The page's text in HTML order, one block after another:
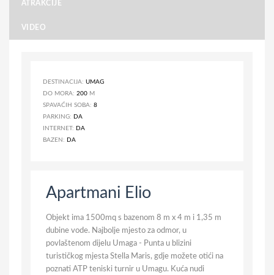
ATRAKCIJE
VIDEO
DESTINACIJA: UMAG
DO MORA: 200 M
SPAVAĆIH SOBA: 8
PARKING: DA
INTERNET: DA
BAZEN: DA
Apartmani Elio
Objekt ima 1500mq s bazenom 8 m x 4 m i 1,35 m
dubine vode. Najbolje mjesto za odmor, u
povlaštenom dijelu Umaga - Punta u blizini
turističkog mjesta Stella Maris, gdje možete otići na
poznati ATP teniski turnir u Umagu. Kuća nudi